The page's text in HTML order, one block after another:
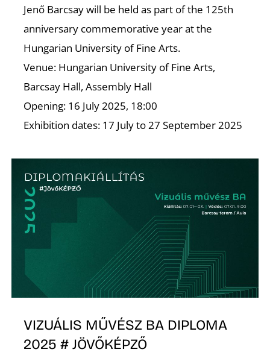
Jenő Barcsay will be held as part of the 125th
anniversary commemorative year at the
Hungarian University of Fine Arts.
Venue: Hungarian University of Fine Arts,
Barcsay Hall, Assembly Hall
Opening: 16 July 2025, 18:00
Exhibition dates: 17 July to 27 September 2025
VIZUÁLIS MŰVÉSZ BA DIPLOMA
2025 # JÖVŐKÉPZŐ